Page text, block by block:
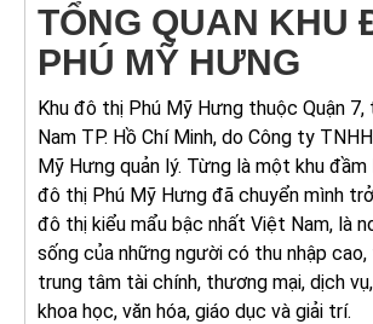
TỔNG QUAN KHU
PHÚ MỸ HƯNG
Khu đô thị Phú Mỹ Hưng thuộc Quận
Nam TP. Hồ Chí Minh, do Công ty
Mỹ Hưng quản lý. Từng là một khu đầm
đô thị Phú Mỹ Hưng đã chuyển mình
đô thị kiểu mẩu bậc nhất Việt Nam, là
sống của những người có thu nhập
trung tâm tài chính, thương mại, dịch
khoa học, văn hóa, giáo dục và giải trí.